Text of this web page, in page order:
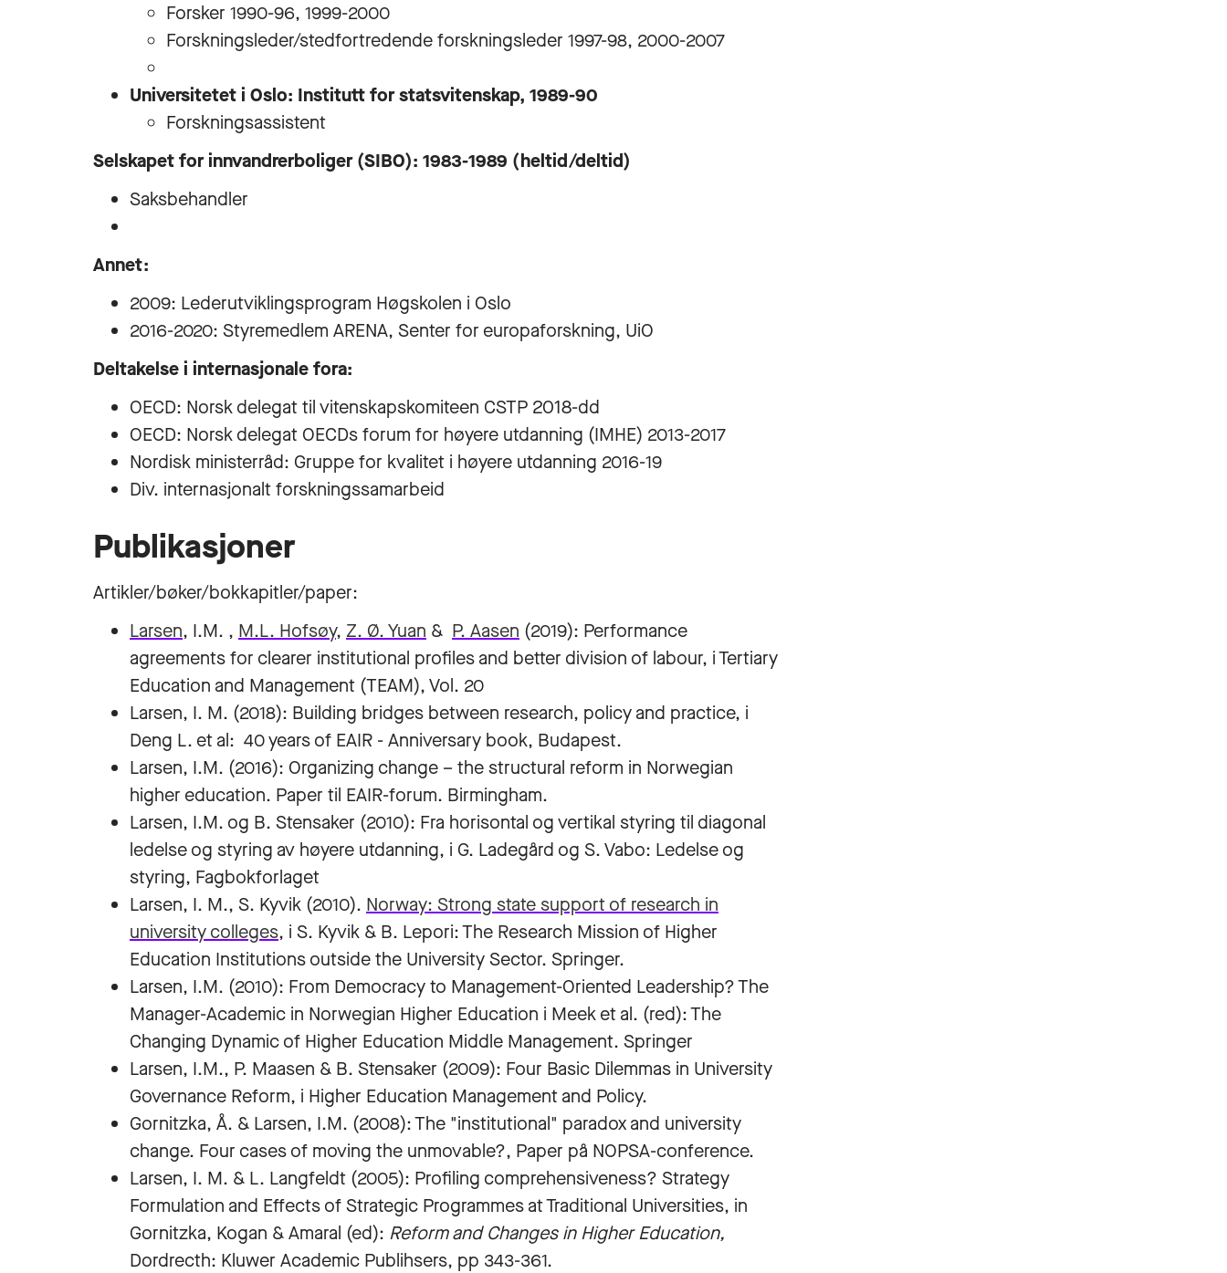
Forsker 1990-96, 1999-2000
Forskningsleder/stedfortredende forskningsleder 1997-98, 2000-2007
​Universitetet i Oslo: Institutt for statsvitenskap, 1989-90
Forskningsassistent
Selskapet for innvandrerboliger (SIBO): 1983-1989 (heltid/deltid)
Saksbehandler
Annet:
2009: Lederutviklingsprogram Høgskolen i Oslo
2016-2020: Styremedlem ARENA, Senter for europaforskning, UiO
Deltakelse i internasjonale fora:
OECD: Norsk delegat til vitenskapskomiteen CSTP 2018-dd
OECD: Norsk delegat OECDs forum for høyere utdanning (IMHE) 2013-2017
Nordisk ministerråd: Gruppe for kvalitet i høyere utdanning 2016-19
Div. internasjonalt forskningssamarbeid
Publikasjoner
Artikler/bøker/bokkapitler/paper:
Larsen, I.M. , M.L. Hofsøy, Z. Ø. Yuan & P. Aasen (2019): Performance
agreements for clearer institutional profiles and better division of labour, i Tertiary
Education and Management (TEAM), Vol. 20
Larsen, I. M. (2018): Building bridges between research, policy and practice, i
Deng L. et al: 40 years of EAIR - Anniversary book, Budapest.
Larsen, I.M. (2016): Organizing change – the structural reform in Norwegian
higher education. Paper til EAIR-forum. Birmingham.
Larsen, I.M. og B. Stensaker (2010): Fra horisontal og vertikal styring til diagonal
ledelse og styring av høyere utdanning, i G. Ladegård og S. Vabo: Ledelse og
styring, Fagbokforlaget
Larsen, I. M., S. Kyvik (2010). Norway: Strong state support of research in
university colleges, i S. Kyvik & B. Lepori: The Research Mission of Higher
Education Institutions outside the University Sector. Springer.
Larsen, I.M. (2010): From Democracy to Management-Oriented Leadership? The
Manager-Academic in Norwegian Higher Education i Meek et al. (red): The
Changing Dynamic of Higher Education Middle Management. Springer
Larsen, I.M., P. Maasen & B. Stensaker (2009): Four Basic Dilemmas in University
Governance Reform, i Higher Education Management and Policy.
Gornitzka, Å. & Larsen, I.M. (2008): The "institutional" paradox and university
change. Four cases of moving the unmovable?, Paper på NOPSA-conference.
Larsen, I. M. & L. Langfeldt (2005): Profiling comprehensiveness? Strategy
Formulation and Effects of Strategic Programmes at Traditional Universities, in
Gornitzka, Kogan & Amaral (ed): Reform and Changes in Higher Education,
Dordrecth: Kluwer Academic Publihsers, pp 343-361.